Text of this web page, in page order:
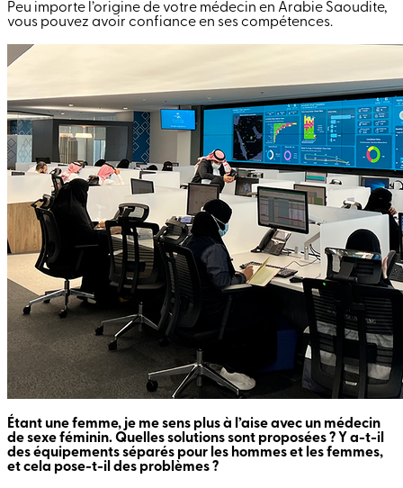
Peu importe l’origine de votre médecin en Arabie Saoudite,
vous pouvez avoir confiance en ses compétences.
Étant une femme, je me sens plus à l’aise avec un médecin
de sexe féminin. Quelles solutions sont proposées ? Y a-t-il
des équipements séparés pour les hommes et les femmes,
et cela pose-t-il des problèmes ?